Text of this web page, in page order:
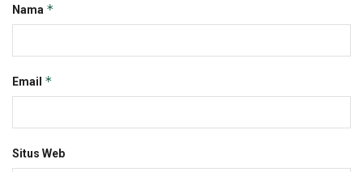
Nama *
Email *
Situs Web